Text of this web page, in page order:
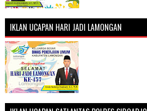
IKLAN UCAPAN HARI JADI LAMONGAN